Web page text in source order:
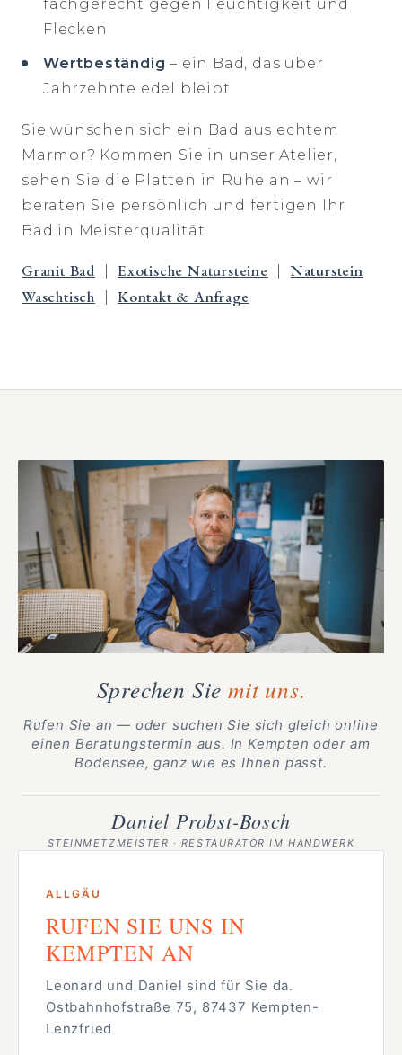
fachgerecht gegen Feuchtigkeit und
Flecken
Wertbeständig – ein Bad, das über
Jahrzehnte edel bleibt
Sie wünschen sich ein Bad aus echtem
Marmor? Kommen Sie in unser Atelier,
sehen Sie die Platten in Ruhe an – wir
beraten Sie persönlich und fertigen Ihr
Bad in Meisterqualität.
Granit Bad Exotische Natursteine
Naturstein
Waschtisch |Kontakt & Anfrage
Sprechen Sie mit uns.
Rufen Sie an — oder suchen Sie sich gleich online
einen Beratungstermin aus. In Kempten oder am
Bodensee, ganz wie es Ihnen passt.
Daniel Probst-Bosch
STEINMETZMEISTER · RESTAURATOR IM HANDWERK
ALLGÄU
RUFEN SIE UNS IN
KEMPTEN AN
Leonard und Daniel sind für Sie da.
Ostbahnhofstraße 75, 87437 Kempten-
Lenzfried